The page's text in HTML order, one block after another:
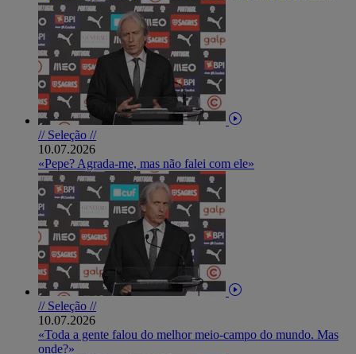
// Seleção //
10.07.2026
«Pepe? Agrada-me, mas não falei com ele»
// Seleção //
10.07.2026
«Toda a gente falou do melhor meio-campo do mundo. Mas
onde?»